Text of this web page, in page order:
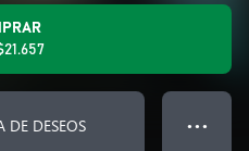
DE DESEOS ● ● ●